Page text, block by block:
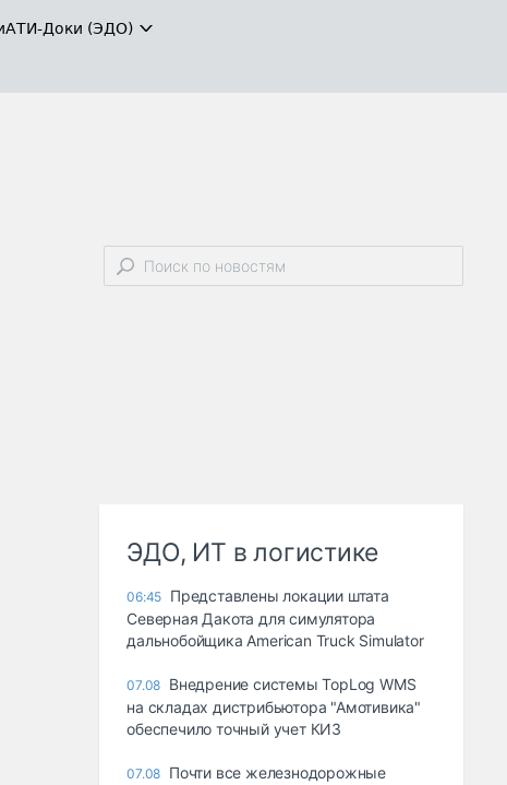
АТИ-Доки (ЭДО)
ЭДО, ИТ в логистике
06:45 Представлены локации штата
Северная Дакота для симулятора
дальнобойщика American Truck Simulator
07.08 Внедрение системы TopLog WMS
на складах дистрибьютора "Амотивика"
обеспечило точный учет КИЗ
07.08 Почти все железнодорожные